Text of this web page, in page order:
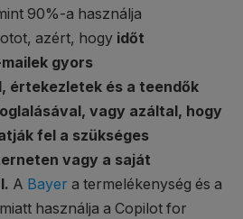
90%-a használja
azért, hogy időt
gyors
értekezletek és a teendők
vagy azáltal, hogy
fel a szükséges
vagy a saját
A Bayer a termelékenység és a
használja a Copilot for